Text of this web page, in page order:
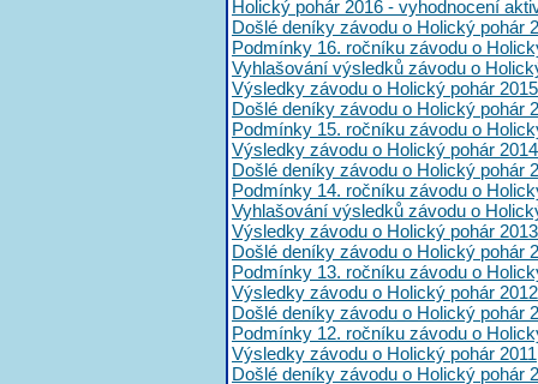
Holický pohár 2016 - vyhodnocení
Došlé deníky závodu o Holický pohár
Podmínky 16. ročníku závodu o
Vyhlašování výsledků závodu o
Výsledky závodu o Holický pohár 2015
Došlé deníky závodu o Holický pohár
Podmínky 15. ročníku závodu o
Výsledky závodu o Holický pohár 2014
Došlé deníky závodu o Holický pohár
Podmínky 14. ročníku závodu o
Vyhlašování výsledků závodu o
Výsledky závodu o Holický pohár 2013
Došlé deníky závodu o Holický pohár
Podmínky 13. ročníku závodu o
Výsledky závodu o Holický pohár 2012
Došlé deníky závodu o Holický pohár
Podmínky 12. ročníku závodu o
Výsledky závodu o Holický pohár 2011
Došlé deníky závodu o Holický pohár